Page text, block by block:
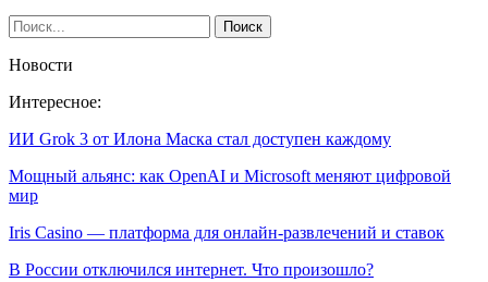
Новости
Интересное:
ИИ Grok 3 от Илона Маска стал доступен каждому
Мощный альянс: как OpenAI и Microsoft меняют цифровой
мир
Iris Casino — платформа для онлайн-развлечений и ставок
В России отключился интернет. Что произошло?